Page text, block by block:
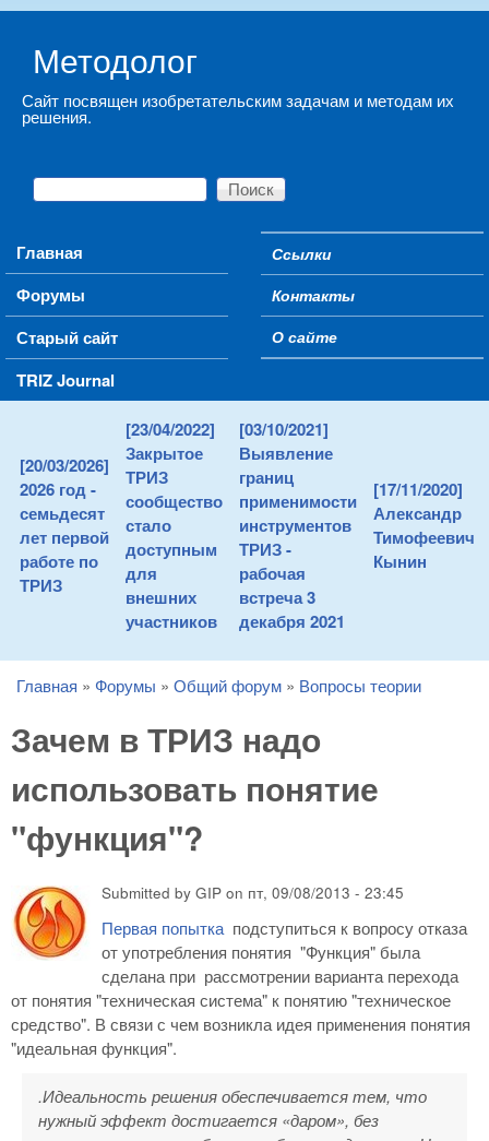
Методолог
Сайт посвящен изобретательским задачам и методам их
решения.
Форма поиска
Поиск
Main menu
Главная
Форумы
Старый сайт
TRIZ Journal
Secondary menu
Ссылки
Контакты
О сайте
[20/03/2026]
2026 год -
семьдесят
лет первой
работе по
ТРИЗ
[23/04/2022]
Закрытое
ТРИЗ
сообщество
стало
доступным
для
внешних
участников
[03/10/2021]
Выявление
границ
применимости
инструментов
ТРИЗ -
рабочая
встреча 3
декабря 2021
[17/11/2020]
Александр
Тимофеевич
Кынин
You are here
Главная » Форумы » Общий форум » Вопросы теории
Зачем в ТРИЗ надо
использовать понятие
"функция"?
Submitted by GIP on пт, 09/08/2013 - 23:45
Первая попытка подступиться к вопросу отказа
от употребления понятия "Функция" была
сделана при рассмотрении варианта перехода
от понятия "техническая система" к понятию "техническое
средство". В связи с чем возникла идея применения понятия
"идеальная функция".
.Идеальность решения обеспечивается тем, что
нужный эффект достигается «даром», без